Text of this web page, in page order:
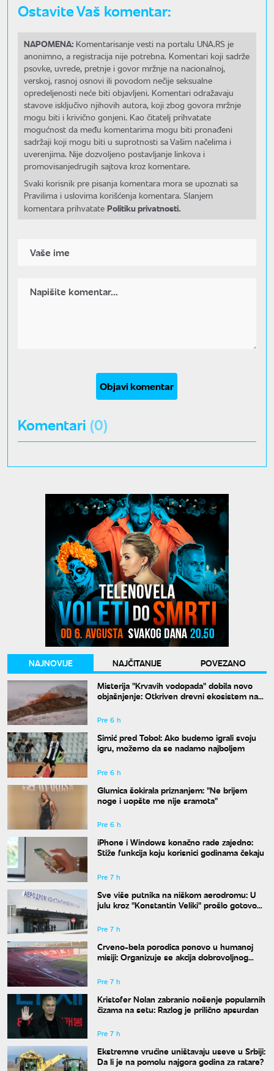
Ostavite Vaš komentar:
NAPOMENA: Komentarisanje vesti na portalu UNA.RS je
anonimno, a registracija nije potrebna. Komentari koji sadrže
psovke, uvrede, pretnje i govor mržnje na nacionalnoj,
verskoj, rasnoj osnovi ili povodom nečije seksualne
opredeljenosti neće biti objavljeni. Komentari odražavaju
stavove isključivo njihovih autora, koji zbog govora mržnje
mogu biti i krivično gonjeni. Kao čitatelj prihvatate
mogućnost da među komentarima mogu biti pronađeni
sadržaji koji mogu biti u suprotnosti sa Vašim načelima i
uverenjima. Nije dozvoljeno postavljanje linkova i
promovisanjedrugih sajtova kroz komentare.
Svaki korisnik pre pisanja komentara mora se upoznati sa
Pravilima i uslovima korišćenja komentara. Slanjem
komentara prihvatate Politiku privatnosti.
Objavi komentar
Komentari (0)
NAJNOVIJE NAJČITANIJE
POVEZANO
Misterija "Krvavih vodopada" dobila novo
objašnjenje: Otkriven drevni ekosistem na
Pre 6 h
Simić pred Tobol: Ako budemo igrali svoju
igru, možemo da se nadamo najboljem
Pre 6 h
Glumica šokirala priznanjem: "Ne brijem
noge i uopšte me nije sramota"
Pre 6 h
iPhone i Windows konačno rade zajedno:
Stiže funkcija koju korisnici godinama čekaju
Pre 7 h
Sve više putnika na niškom aerodromu: U
julu kroz "Konstantin Veliki" prošlo gotovo
Pre 7 h
Crveno-bela porodica ponovo u humanoj
misiji: Organizuje se akcija dobrovoljnog
Pre 7 h
Kristofer Nolan zabranio nošenje popularnih
čizama na setu: Razlog je prilično apsurdan
Pre 7 h
Ekstremne vrućine uništavaju useve u Srbiji:
Da li je na pomolu najgora godina za ratare?